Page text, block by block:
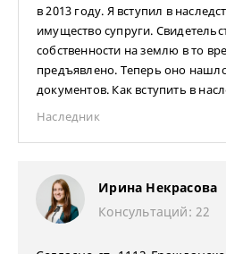
в 2013 году. Я вступил в
имущество супруги.
собственности на землю в то
предъявлено. Теперь оно
документов. Как вступить в
Наследник
Ирина Некрасова
Консультаций: 22